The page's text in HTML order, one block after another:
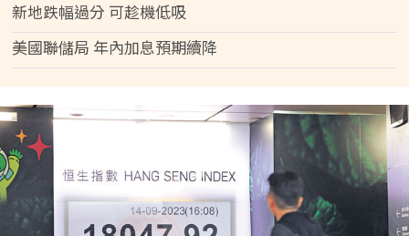
新地跌幅過分 可趁機低吸
美國聯儲局 年內加息預期續降